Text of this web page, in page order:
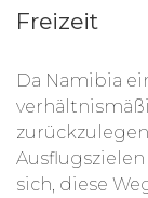
Freizeit
Da Namibia
sich, diese